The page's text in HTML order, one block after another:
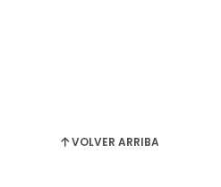
VOLVER ARRIBA